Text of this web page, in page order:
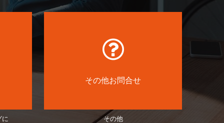
に
その他お問合せ
その他